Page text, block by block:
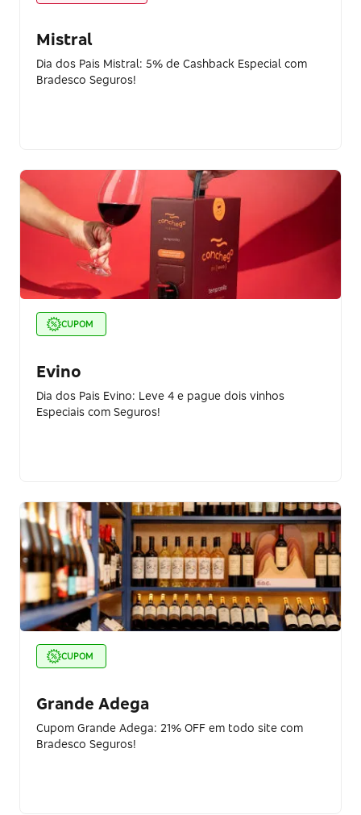
Mistral
Dia dos Pais Mistral: 5% de Cashback Especial com
Bradesco Seguros!
CUPOM
Evino
Dia dos Pais Evino: Leve 4 e pague dois vinhos
Especiais com Seguros!
CUPOM
Grande Adega
Cupom Grande Adega: 21% OFF em todo site com
Bradesco Seguros!